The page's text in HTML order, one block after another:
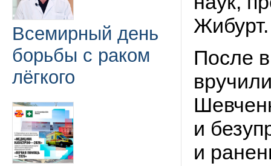
Всемирный день
борьбы с раком
лёгкого
Жибурт.
После
и
и